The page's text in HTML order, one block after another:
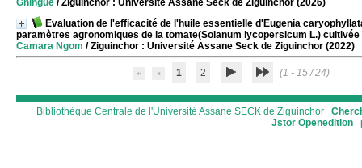
Gningue / Ziguinchor : Université Assane Seck de Ziguinchor (2026)
Evaluation de l'efficacité de l'huile essentielle d'Eugenia
paramètres agronomiques de la tomate(Solanum lycopersicum L.)
Camara Ngom / Ziguinchor : Université Assane Seck de Ziguinchor (2022)
1 2 (1 - 15 / 24)
Bibliothèque Centrale de l'Université Assane SECK de Ziguinchor
Jstor Openedition